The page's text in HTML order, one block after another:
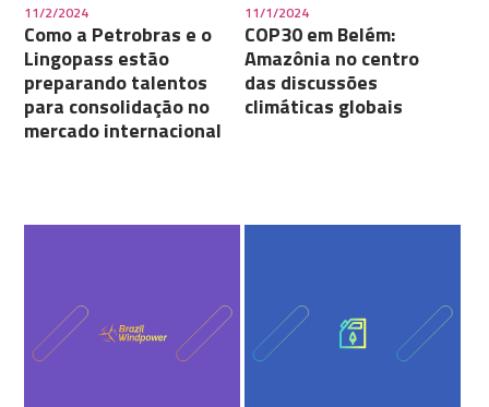
11/2/2024
Como a Petrobras e o
Lingopass estão
preparando talentos
para consolidação no
mercado internacional
11/1/2024
COP30 em Belém:
Amazônia no centro
das discussões
climáticas globais